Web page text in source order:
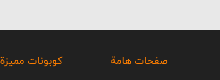
صفحات هامة كوبونات مميزة